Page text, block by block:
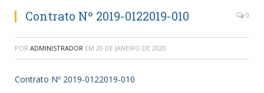
Contrato Nº 2019-0122019-010 0
POR ADMINISTRADOR EM 20 DE JANEIRO DE 2020
Contrato Nº 2019-0122019-010